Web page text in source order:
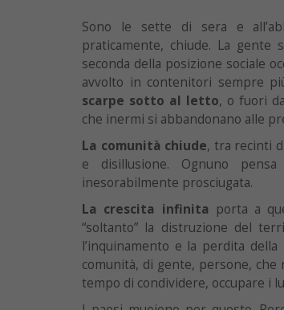
Sono le sette di sera e
praticamente, chiude. La
seconda della posizione sociale
avvolto in contenitori sempre
scarpe sotto al letto, o fuori
che inermi si abbandonano alle
La comunità chiude, tra recinti
e disillusione. Ognuno
inesorabilmente prosciugata.
La crescita infinita porta a
“soltanto” la distruzione del
l’inquinamento e la perdita
comunità, di gente, persone, che
tempo di condividere, occupare i